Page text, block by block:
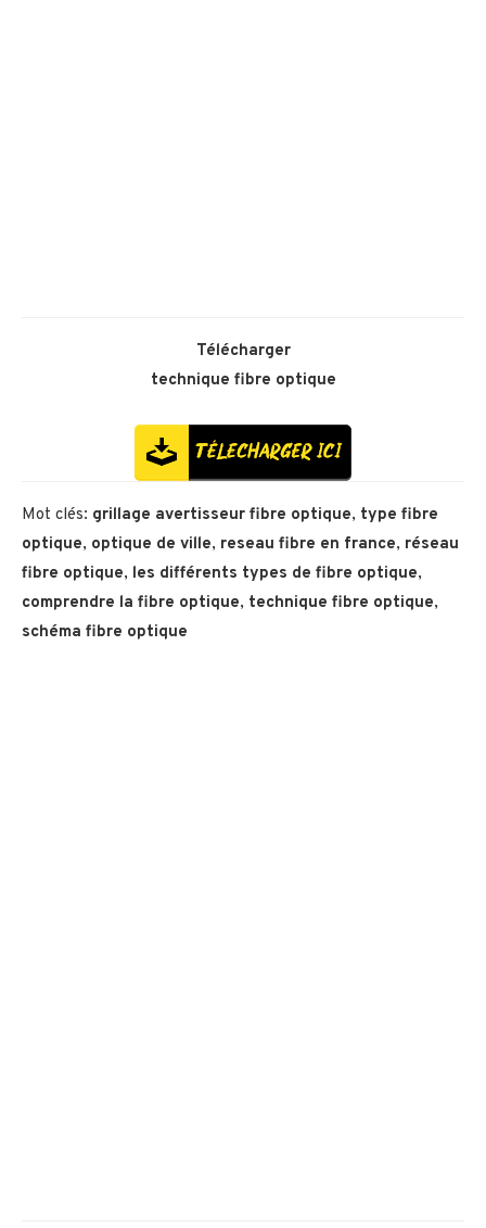
Télécharger
technique fibre optique
Mot clés: grillage avertisseur fibre optique, type fibre
optique, optique de ville, reseau fibre en france, réseau
fibre optique, les différents types de fibre optique,
comprendre la fibre optique, technique fibre optique,
schéma fibre optique